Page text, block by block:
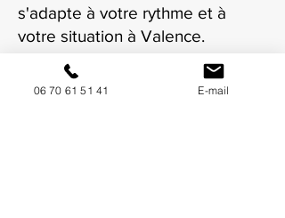
s'adapte à votre rythme et à
votre situation à Valence.
06 70 61 51 41 E-mail